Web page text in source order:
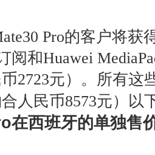
Pro的客户将获
阅和Huawei
2723元）。所有这
人民币8573元）以
在西班牙的单独售